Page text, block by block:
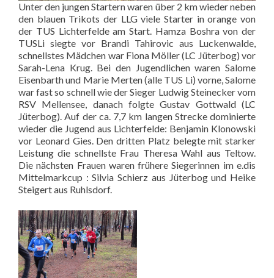
Unter den jungen Startern waren über 2 km wieder neben
den blauen Trikots der LLG viele Starter in orange von
der TUS Lichterfelde am Start. Hamza Boshra von der
TUSLi siegte vor Brandi Tahirovic aus Luckenwalde,
schnellstes Mädchen war Fiona Möller (LC Jüterbog) vor
Sarah-Lena Krug. Bei den Jugendlichen waren Salome
Eisenbarth und Marie Merten (alle TUS Li) vorne, Salome
war fast so schnell wie der Sieger Ludwig Steinecker vom
RSV Mellensee, danach folgte Gustav Gottwald (LC
Jüterbog). Auf der ca. 7,7 km langen Strecke dominierte
wieder die Jugend aus Lichterfelde: Benjamin Klonowski
vor Leonard Gies. Den dritten Platz belegte mit starker
Leistung die schnellste Frau Theresa Wahl aus Teltow.
Die nächsten Frauen waren frühere Siegerinnen im e.dis
Mittelmarkcup : Silvia Schierz aus Jüterbog und Heike
Steigert aus Ruhlsdorf.